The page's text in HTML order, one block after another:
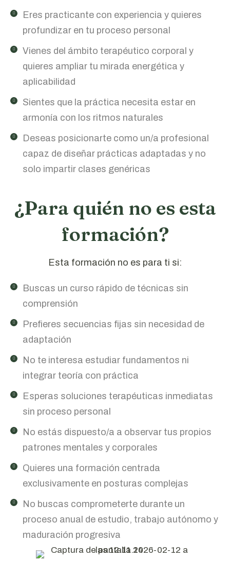
Eres practicante con experiencia y quieres
profundizar en tu proceso personal
Vienes del ámbito terapéutico corporal y
quieres ampliar tu mirada energética y
aplicabilidad
Sientes que la práctica necesita estar en
armonía con los ritmos naturales
Deseas posicionarte como un/a profesional
capaz de diseñar prácticas adaptadas y no
solo impartir clases genéricas
¿Para quién no es esta
formación?
Esta formación no es para ti si:
Buscas un curso rápido de técnicas sin
comprensión
Prefieres secuencias fijas sin necesidad de
adaptación
No te interesa estudiar fundamentos ni
integrar teoría con práctica
Esperas soluciones terapéuticas inmediatas
sin proceso personal
No estás dispuesto/a a observar tus propios
patrones mentales y corporales
Quieres una formación centrada
exclusivamente en posturas complejas
No buscas comprometerte durante un
proceso anual de estudio, trabajo autónomo y
maduración progresiva